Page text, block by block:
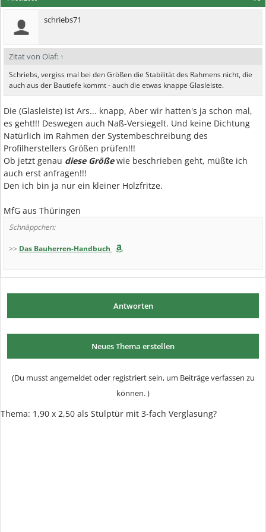
schriebs71
Zitat von Olaf: ↑
Schriebs, vergiss mal bei den Größen die Stabilität des Rahmens nicht, die
auch aus der Bautiefe kommt - auch die etwas knappe Glasleiste.
Die (Glasleiste) ist Ars... knapp, Aber wir hatten's ja schon mal,
es geht!!! Deswegen auch Naß-Versiegelt. Und keine Dichtung
Natürlich im Rahmen der Systembeschreibung des
Profilherstellers Größen prüfen!!!
Ob jetzt genau diese Größewie beschrieben geht, müßte ich
auch erst anfragen!!!
Den ich bin ja nur ein kleiner Holzfritze.
MfG aus Thüringen
Schnäppchen:
>> Das Bauherren-Handbuch
Antworten
Neues Thema erstellen
(Du musst angemeldet oder registriert sein, um Beiträge verfassen zu
können. )
Thema: 1,90 x 2,50 als Stulptür mit 3-fach Verglasung?